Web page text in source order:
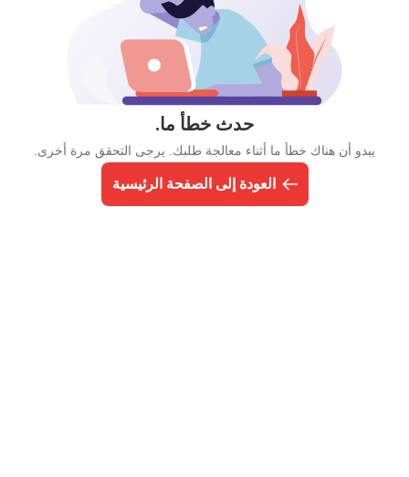
حدث خطأ ما.
يبدو أن هناك خطأ ما أثناء معالجة طلبك. يرجى التحقق مرة أخرى.
العودة إلى الصفحة الرئيسية